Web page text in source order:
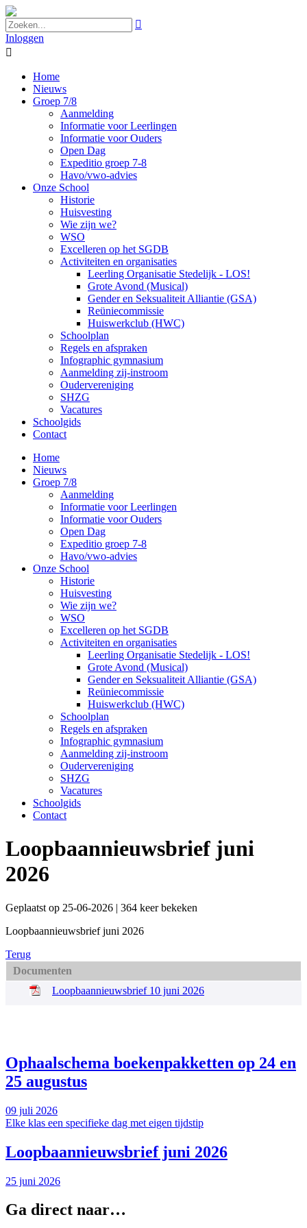

Inloggen

Home
Nieuws
Groep 7/8
Aanmelding
Informatie voor Leerlingen
Informatie voor Ouders
Open Dag
Expeditio groep 7-8
Havo/vwo-advies
Onze School
Historie
Huisvesting
Wie zijn we?
WSO
Excelleren op het SGDB
Activiteiten en organisaties
Leerling Organisatie Stedelijk - LOS!
Grote Avond (Musical)
Gender en Seksualiteit Alliantie (GSA)
Reüniecommissie
Huiswerkclub (HWC)
Schoolplan
Regels en afspraken
Infographic gymnasium
Aanmelding zij-instroom
Oudervereniging
SHZG
Vacatures
Schoolgids
Contact
Home
Nieuws
Groep 7/8
Aanmelding
Informatie voor Leerlingen
Informatie voor Ouders
Open Dag
Expeditio groep 7-8
Havo/vwo-advies
Onze School
Historie
Huisvesting
Wie zijn we?
WSO
Excelleren op het SGDB
Activiteiten en organisaties
Leerling Organisatie Stedelijk - LOS!
Grote Avond (Musical)
Gender en Seksualiteit Alliantie (GSA)
Reüniecommissie
Huiswerkclub (HWC)
Schoolplan
Regels en afspraken
Infographic gymnasium
Aanmelding zij-instroom
Oudervereniging
SHZG
Vacatures
Schoolgids
Contact
Loopbaannieuwsbrief juni
2026
Geplaatst op 25-06-2026 | 364 keer bekeken
Loopbaannieuwsbrief juni 2026
Terug
Documenten
Loopbaannieuwsbrief 10 juni 2026
Ophaalschema boekenpakketten op 24 en
25 augustus
09 juli 2026
Elke klas een specifieke dag met eigen tijdstip
Loopbaannieuwsbrief juni 2026
25 juni 2026
Ga direct naar…